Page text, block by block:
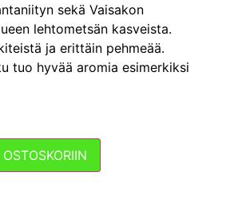
sekä Vaisakon
lehtometsän kasveista.
ja erittäin pehmeää.
tuo hyvää aromia esimerkiksi